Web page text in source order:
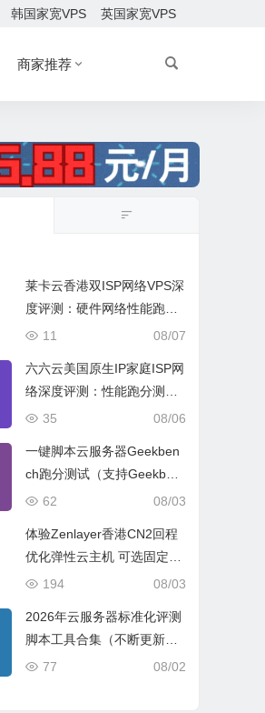
韩国家宽VPS 英国家宽VPS
商家推荐
莱卡云香港双ISP网络VPS深
度评测：硬件网络性能跑
分、流媒体兼容测试和选择
08/07
11
六六云美国原生IP家庭ISP网
络深度评测：性能跑分测
试、网络线路与购买建议08/06
35
一键脚本云服务器Geekben
ch跑分测试（支持Geekben
ch 5 Geekbench 6 Geekbe
08/03
62
体验Zenlayer香港CN2回程
优化弹性云主机 可选固定带
宽或流量模式
08/03
194
2026年云服务器标准化评测
脚本工具合集（不断更新完
善）
08/02
77